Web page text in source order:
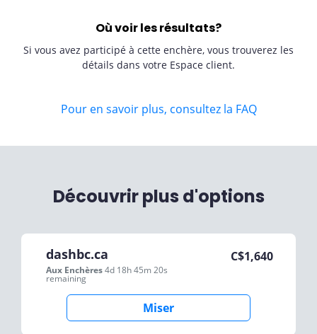
Où voir les résultats?
Si vous avez participé à cette enchère, vous trouverez les
détails dans votre Espace client.
Pour en savoir plus, consultez la FAQ
Découvrir plus d'options
dashbc.ca
Aux Enchères4d 18h 45m 20s
remaining
C$1,640
Miser